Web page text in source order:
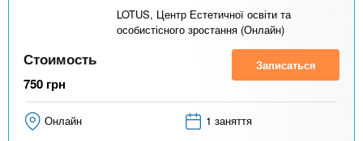
LOTUS, Центр Естетичної освіти та
особистісного зростання (Онлайн)
Стоимость
750 грн
Записаться
Онлайн 1 заняття